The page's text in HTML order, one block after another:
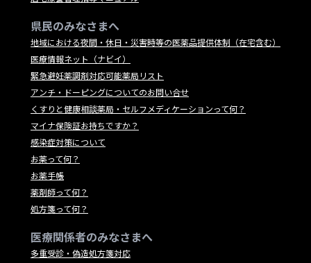
県民のみなさまへ
地域における夜間・休日・災害時等の医薬品提供体制（在宅含む）
医療情報ネット（ナビイ）
緊急避妊薬調剤対応可能薬局リスト
アンチ・ドーピングについてのお問い合せ
くすりと健康相談薬局・セルフメディケーションって何？
マイナ保険証お持ちですか？
感染症対策について
お薬って何？
お薬手帳
薬剤師って何？
処方箋って何？
医療関係者のみなさまへ
多重受診・偽造処方箋対応